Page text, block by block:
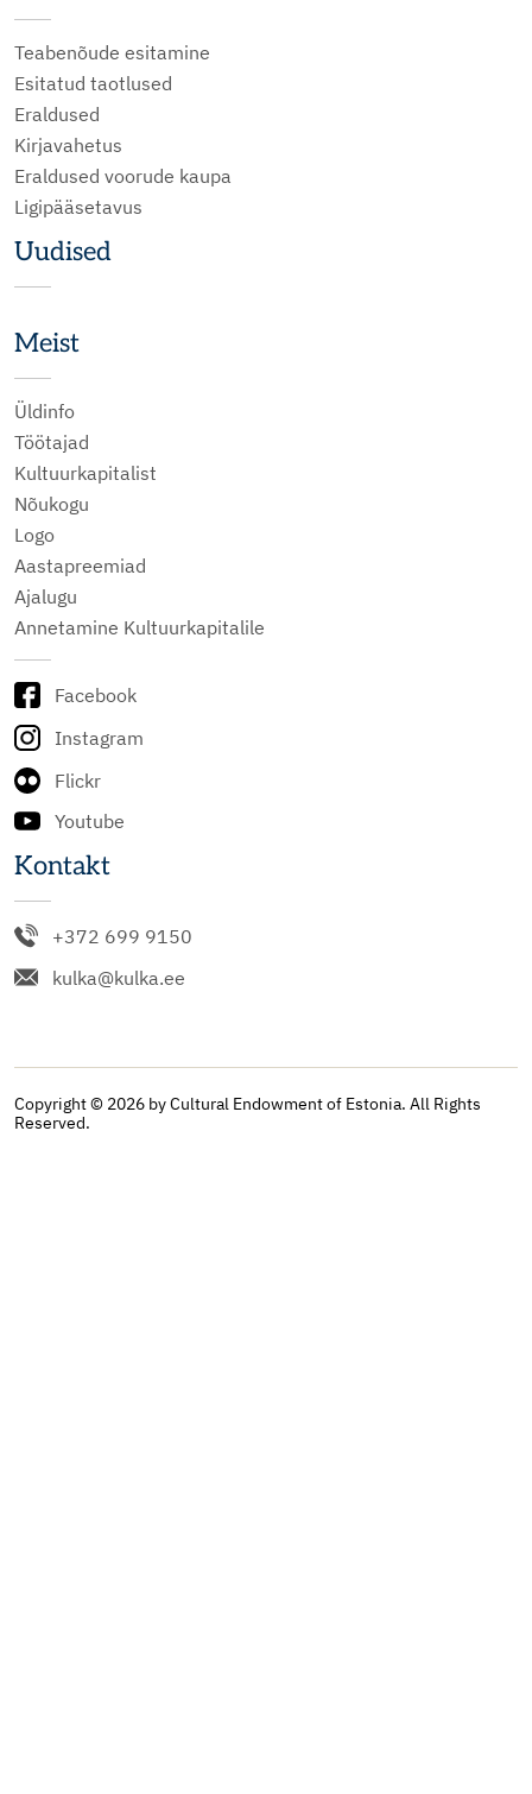
Teabenõude esitamine
Esitatud taotlused
Eraldused
Kirjavahetus
Eraldused voorude kaupa
Ligipääsetavus
Uudised
Meist
Üldinfo
Töötajad
Kultuurkapitalist
Nõukogu
Logo
Aastapreemiad
Ajalugu
Annetamine Kultuurkapitalile
Facebook
Instagram
Flickr
Youtube
Kontakt
+372 699 9150
kulka@kulka.ee
Copyright © 2026 by Cultural Endowment of Estonia. All Rights
Reserved.